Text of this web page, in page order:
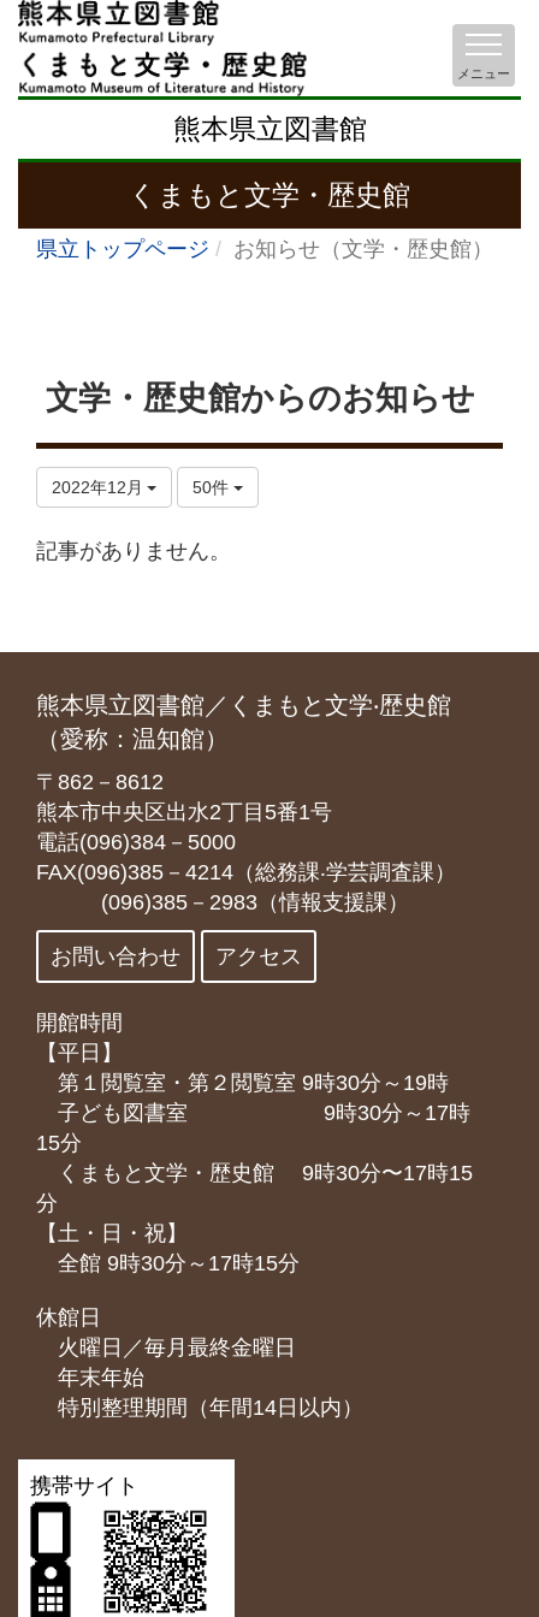
熊本県立図書館
くまもと文学・歴史館
メニュー
県立トップページ お知らせ（文学・歴史館）
文学・歴史館からのお知らせ
2022年12月 50件
記事がありません。
熊本県立図書館／くまもと文学‧歴史館
（愛称：温知館）
〒862－8612
熊本市中央区出水2丁目5番1号
電話(096)384－5000
FAX(096)385－4214（総務課‧学芸調査課）
(096)385－2983（情報支援課）
お問い合わせ アクセス
開館時間
【平日】
第１閲覧室・第２閲覧室 9時30分～19時
子ども図書室 9時30分～17時
15分
くまもと⽂学・歴史館 9時30分〜17時15
分
【土・日・祝】
全館 9時30分～17時15分
休館日
火曜日／毎月最終金曜日
年末年始
特別整理期間（年間14日以内）
携帯サイト